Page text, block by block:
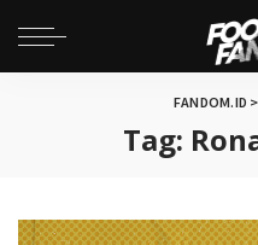
FANDOM.ID >
Tag: